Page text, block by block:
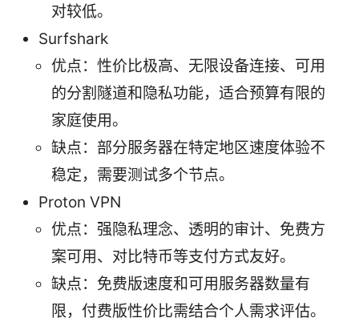
对较低。
Surfshark
优点：性价比极高、无限设备连接、可用
的分割隧道和隐私功能，适合预算有限的
家庭使用。
缺点：部分服务器在特定地区速度体验不
稳定，需要测试多个节点。
Proton VPN
优点：强隐私理念、透明的审计、免费方
案可用、对比特币等支付方式友好。
缺点：免费版速度和可用服务器数量有
限，付费版性价比需结合个人需求评估。